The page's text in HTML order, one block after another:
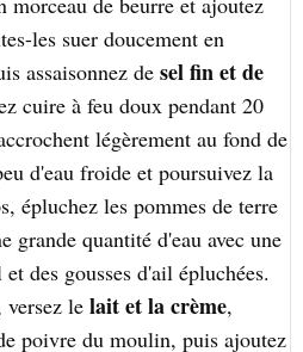
les suer doucement en
assaisonnez desel fin et de
cuire à feu doux pendant 20
légèrement au fond de
d'eau froide et poursuivez la
épluchez les pommes de terre
grande quantité d'eau avec une
des gousses d'ail épluchées.
versez lelait et la crème,
poivre du moulin, puis ajoutez